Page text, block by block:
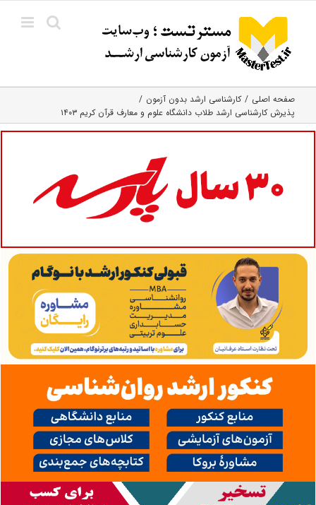
content
صفحه اصلی
کارشناسی ارشد بدون آزمون
پذیرش کارشناسی‌ ارشد طلاب دانشگاه علوم و معارف قرآن کریم ۱۴۰۳